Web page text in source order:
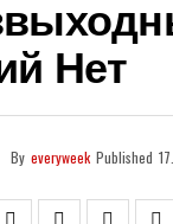
Нет
By everyweek Published